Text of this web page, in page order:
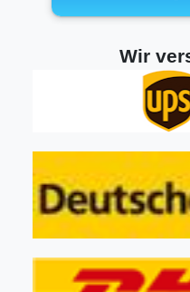
Wir